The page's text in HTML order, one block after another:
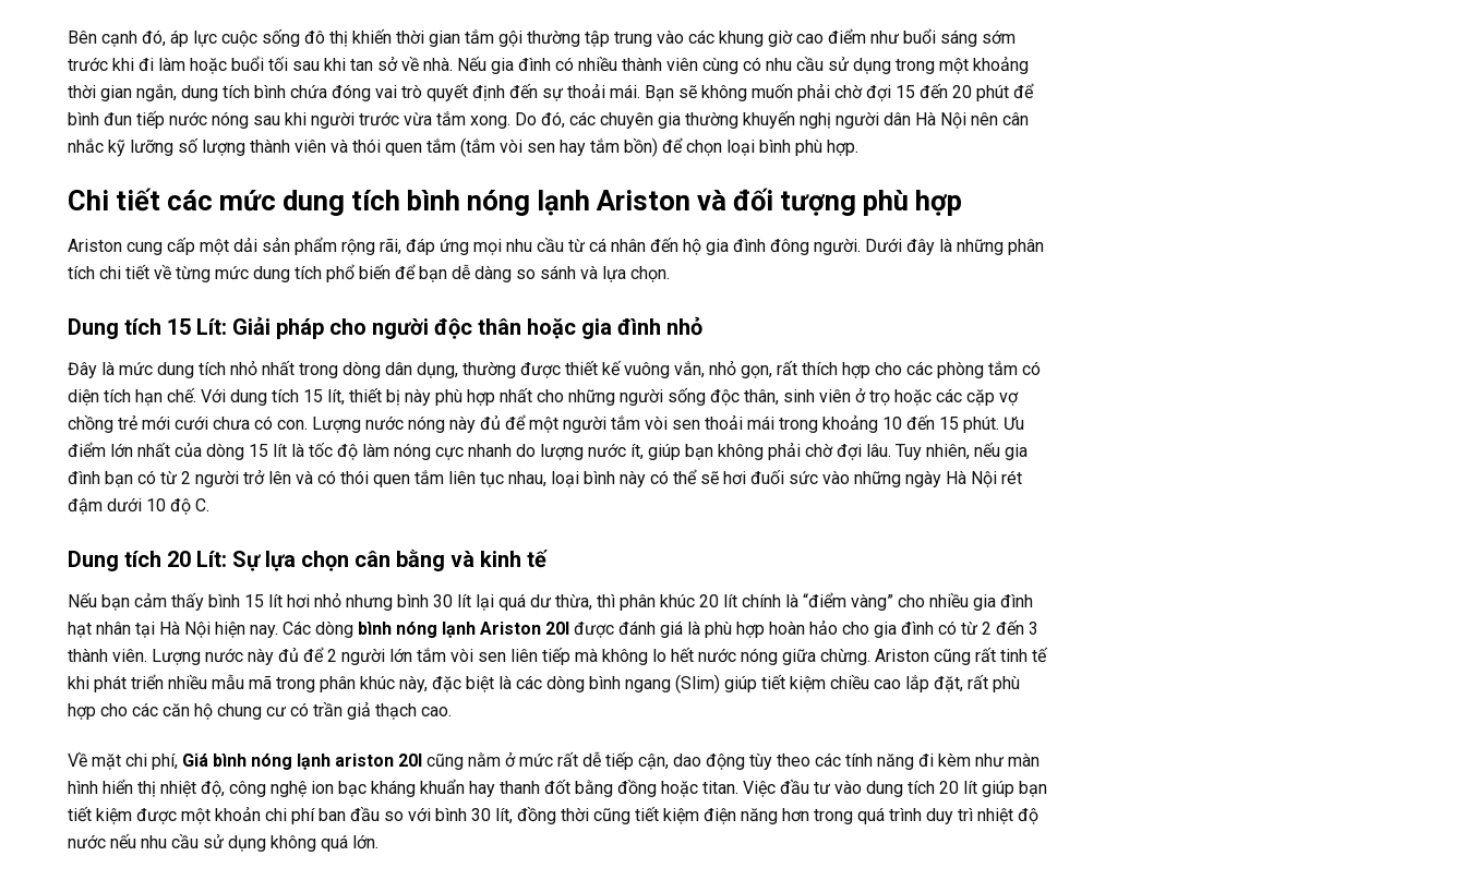
Bên cạnh đó, áp lực cuộc sống đô thị khiến thời gian tắm gội thường tập trung vào các khung giờ cao điểm như buổi sáng sớm
trước khi đi làm hoặc buổi tối sau khi tan sở về nhà. Nếu gia đình có nhiều thành viên cùng có nhu cầu sử dụng trong một khoảng
thời gian ngắn, dung tích bình chứa đóng vai trò quyết định đến sự thoải mái. Bạn sẽ không muốn phải chờ đợi 15 đến 20 phút để
bình đun tiếp nước nóng sau khi người trước vừa tắm xong. Do đó, các chuyên gia thường khuyến nghị người dân Hà Nội nên cân
nhắc kỹ lưỡng số lượng thành viên và thói quen tắm (tắm vòi sen hay tắm bồn) để chọn loại bình phù hợp.
Chi tiết các mức dung tích bình nóng lạnh Ariston và đối tượng phù hợp
Ariston cung cấp một dải sản phẩm rộng rãi, đáp ứng mọi nhu cầu từ cá nhân đến hộ gia đình đông người. Dưới đây là những phân
tích chi tiết về từng mức dung tích phổ biến để bạn dễ dàng so sánh và lựa chọn.
Dung tích 15 Lít: Giải pháp cho người độc thân hoặc gia đình nhỏ
Đây là mức dung tích nhỏ nhất trong dòng dân dụng, thường được thiết kế vuông vắn, nhỏ gọn, rất thích hợp cho các phòng tắm có
diện tích hạn chế. Với dung tích 15 lít, thiết bị này phù hợp nhất cho những người sống độc thân, sinh viên ở trọ hoặc các cặp vợ
chồng trẻ mới cưới chưa có con. Lượng nước nóng này đủ để một người tắm vòi sen thoải mái trong khoảng 10 đến 15 phút. Ưu
điểm lớn nhất của dòng 15 lít là tốc độ làm nóng cực nhanh do lượng nước ít, giúp bạn không phải chờ đợi lâu. Tuy nhiên, nếu gia
đình bạn có từ 2 người trở lên và có thói quen tắm liên tục nhau, loại bình này có thể sẽ hơi đuối sức vào những ngày Hà Nội rét
đậm dưới 10 độ C.
Dung tích 20 Lít: Sự lựa chọn cân bằng và kinh tế
Nếu bạn cảm thấy bình 15 lít hơi nhỏ nhưng bình 30 lít lại quá dư thừa, thì phân khúc 20 lít chính là “điểm vàng” cho nhiều gia đình
hạt nhân tại Hà Nội hiện nay. Các dòng bình nóng lạnh Ariston 20l được đánh giá là phù hợp hoàn hảo cho gia đình có từ 2 đến 3
thành viên. Lượng nước này đủ để 2 người lớn tắm vòi sen liên tiếp mà không lo hết nước nóng giữa chừng. Ariston cũng rất tinh tế
khi phát triển nhiều mẫu mã trong phân khúc này, đặc biệt là các dòng bình ngang (Slim) giúp tiết kiệm chiều cao lắp đặt, rất phù
hợp cho các căn hộ chung cư có trần giả thạch cao.
Về mặt chi phí, Giá bình nóng lạnh ariston 20l cũng nằm ở mức rất dễ tiếp cận, dao động tùy theo các tính năng đi kèm như màn
hình hiển thị nhiệt độ, công nghệ ion bạc kháng khuẩn hay thanh đốt bằng đồng hoặc titan. Việc đầu tư vào dung tích 20 lít giúp bạn
tiết kiệm được một khoản chi phí ban đầu so với bình 30 lít, đồng thời cũng tiết kiệm điện năng hơn trong quá trình duy trì nhiệt độ
nước nếu nhu cầu sử dụng không quá lớn.